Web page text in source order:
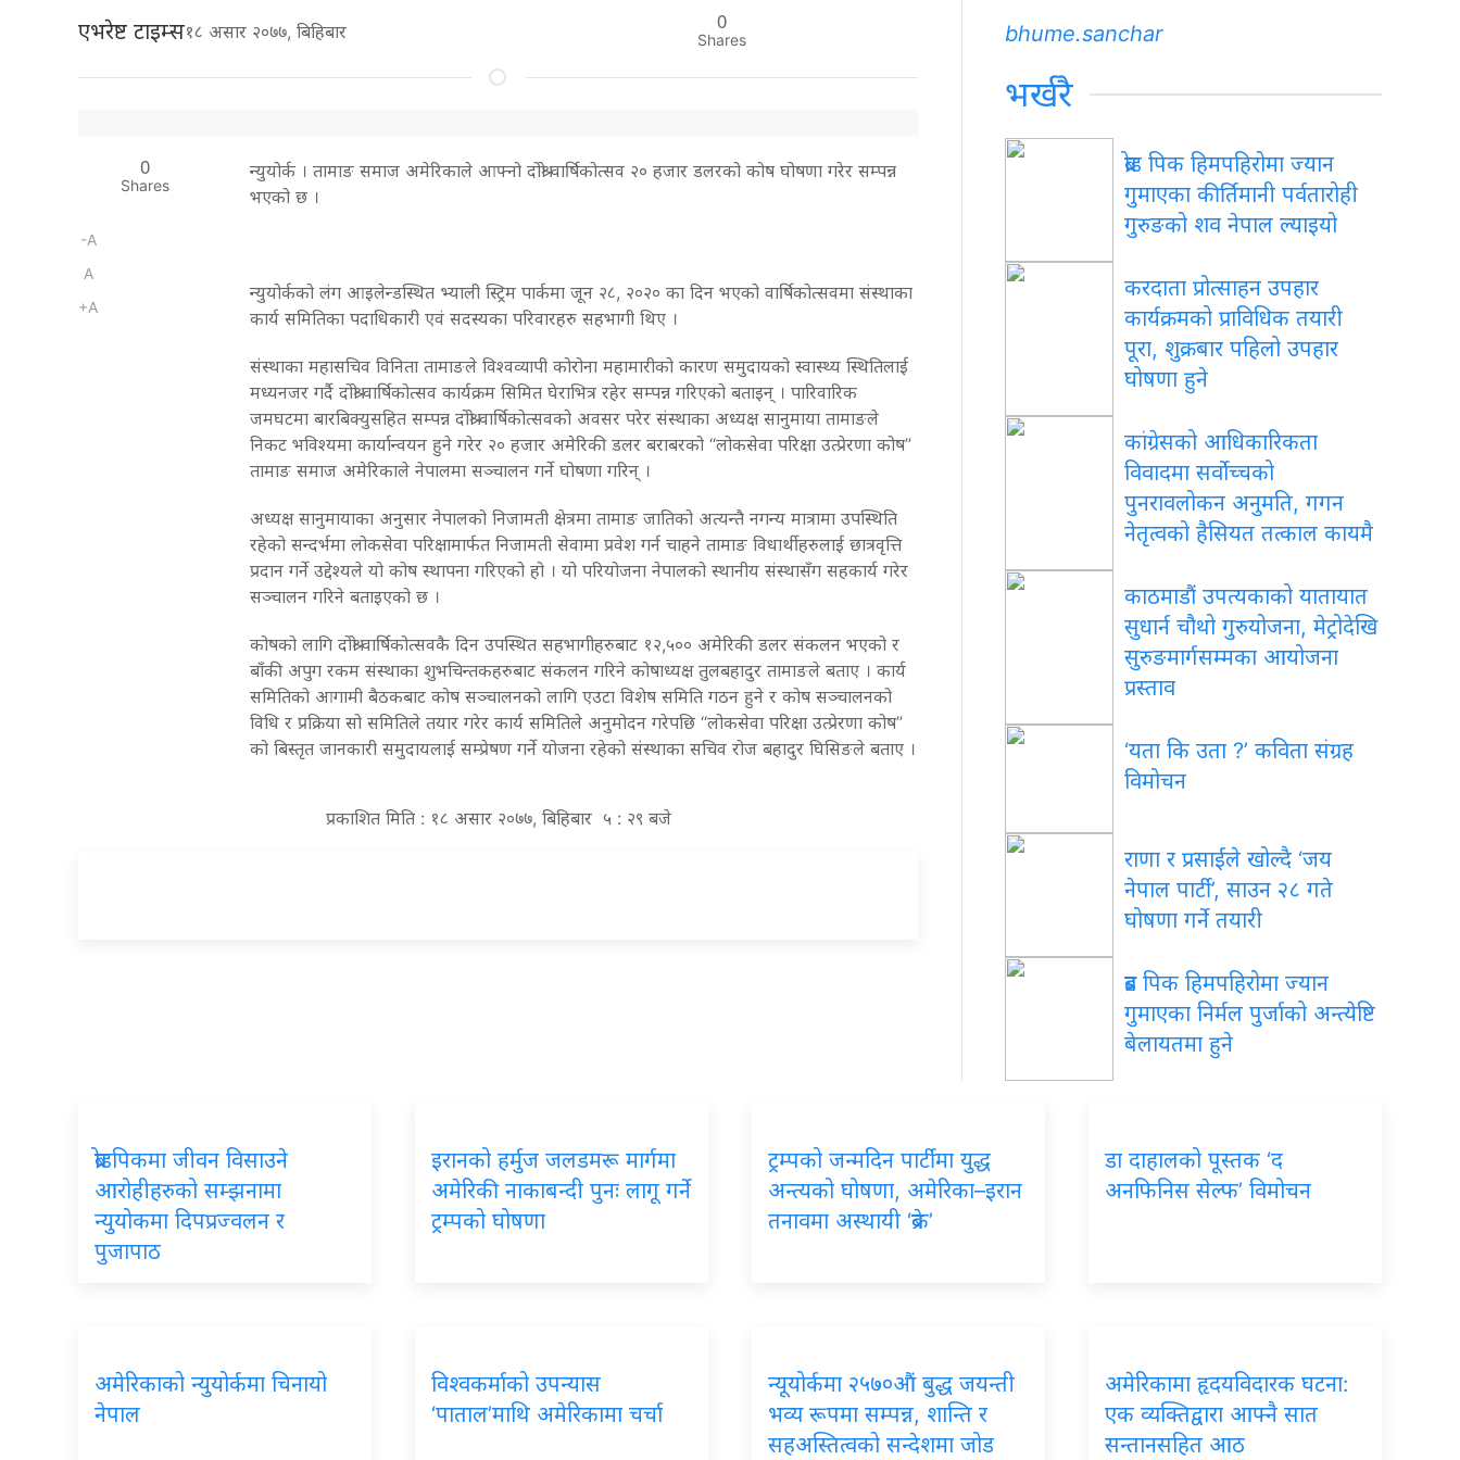
एभरेष्ट टाइम्स१८ असार २०७७, बिहिबार 0
Shares
0
Shares
-A
A
+A
न्युयोर्क । तामाङ समाज अमेरिकाले आफ्नो दोश्रो वार्षिकोत्सव २० हजार डलरको कोष घोषणा गरेर सम्पन्न
भएको छ ।
न्युयोर्कको लंग आइलेन्डस्थित भ्याली स्ट्रिम पार्कमा जून २८, २०२० का दिन भएको वार्षिकोत्सवमा संस्थाका
कार्य समितिका पदाधिकारी एवं सदस्यका परिवारहरु सहभागी थिए ।
संस्थाका महासचिव विनिता तामाङले विश्वव्यापी कोरोना महामारीको कारण समुदायको स्वास्थ्य स्थितिलाई
मध्यनजर गर्दै दोश्रो वार्षिकोत्सव कार्यक्रम सिमित घेराभित्र रहेर सम्पन्न गरिएको बताइन् । पारिवारिक
जमघटमा बारबिक्युसहित सम्पन्न दोश्रो वार्षिकोत्सवको अवसर परेर संस्थाका अध्यक्ष सानुमाया तामाङले
निकट भविश्यमा कार्यान्वयन हुने गरेर २० हजार अमेरिकी डलर बराबरको “लोकसेवा परिक्षा उत्प्रेरणा कोष”
तामाङ समाज अमेरिकाले नेपालमा सञ्चालन गर्ने घोषणा गरिन् ।
अध्यक्ष सानुमायाका अनुसार नेपालको निजामती क्षेत्रमा तामाङ जातिको अत्यन्तै नगन्य मात्रामा उपस्थिति
रहेको सन्दर्भमा लोकसेवा परिक्षामार्फत निजामती सेवामा प्रवेश गर्न चाहने तामाङ विधार्थीहरुलाई छात्रवृत्ति
प्रदान गर्ने उद्देश्यले यो कोष स्थापना गरिएको हो । यो परियोजना नेपालको स्थानीय संस्थासँग सहकार्य गरेर
सञ्चालन गरिने बताइएको छ ।
कोषको लागि दोश्रो वार्षिकोत्सवकै दिन उपस्थित सहभागीहरुबाट १२,५०० अमेरिकी डलर संकलन भएको र
बाँकी अपुग रकम संस्थाका शुभचिन्तकहरुबाट संकलन गरिने कोषाध्यक्ष तुलबहादुर तामाङले बताए । कार्य
समितिको आगामी बैठकबाट कोष सञ्चालनको लागि एउटा विशेष समिति गठन हुने र कोष सञ्चालनको
विधि र प्रक्रिया सो समितिले तयार गरेर कार्य समितिले अनुमोदन गरेपछि “लोकसेवा परिक्षा उत्प्रेरणा कोष”
को बिस्तृत जानकारी समुदायलाई सम्प्रेषण गर्ने योजना रहेको संस्थाका सचिव रोज बहादुर घिसिङले बताए ।
प्रकाशित मिति : १८ असार २०७७, बिहिबार ५ : २९ बजे
bhume.sanchar
भर्खरै
ब्रोड पिक हिमपहिरोमा ज्यान
गुमाएका कीर्तिमानी पर्वतारोही
गुरुङको शव नेपाल ल्याइयो
करदाता प्रोत्साहन उपहार
कार्यक्रमको प्राविधिक तयारी
पूरा, शुक्रबार पहिलो उपहार
घोषणा हुने
कांग्रेसको आधिकारिकता
विवादमा सर्वोच्चको
पुनरावलोकन अनुमति, गगन
नेतृत्वको हैसियत तत्काल कायमै
काठमाडौं उपत्यकाको यातायात
सुधार्न चौथो गुरुयोजना, मेट्रोदेखि
सुरुङमार्गसम्मका आयोजना
प्रस्ताव
‘यता कि उता ?’ कविता संग्रह
विमोचन
राणा र प्रसाईंले खोल्दै ‘जय
नेपाल पार्टी’, साउन २८ गते
घोषणा गर्ने तयारी
ब्रड पिक हिमपहिरोमा ज्यान
गुमाएका निर्मल पुर्जाको अन्त्येष्टि
बेलायतमा हुने
ब्रोडपिकमा जीवन विसाउने
आरोहीहरुको सम्झनामा
न्युयोकमा दिपप्रज्वलन र
पुजापाठ
इरानको हर्मुज जलडमरू मार्गमा
अमेरिकी नाकाबन्दी पुनः लागू गर्ने
ट्रम्पको घोषणा
ट्रम्पको जन्मदिन पार्टीमा युद्ध
अन्त्यको घोषणा, अमेरिका–इरान
तनावमा अस्थायी ‘ब्रेक’
डा दाहालको पूस्तक ‘द
अनफिनिस सेल्फ’ विमोचन
अमेरिकाको न्युयोर्कमा चिनायो
नेपाल
विश्वकर्माको उपन्यास
‘पाताल’माथि अमेरिकामा चर्चा
न्यूयोर्कमा २५७०औं बुद्ध जयन्ती
भव्य रूपमा सम्पन्न, शान्ति र
सहअस्तित्वको सन्देशमा जोड
अमेरिकामा हृदयविदारक घटना:
एक व्यक्तिद्वारा आफ्नै सात
सन्तानसहित आठ